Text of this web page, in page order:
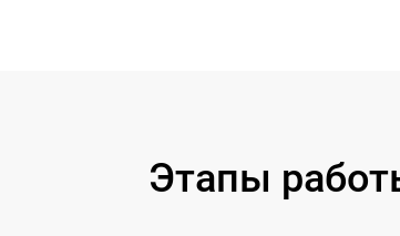
Этапы